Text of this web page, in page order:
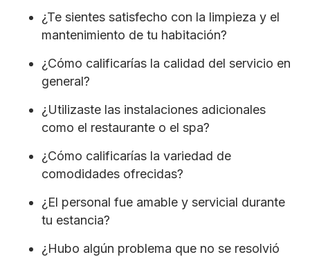
¿Te sientes satisfecho con la limpieza y el
mantenimiento de tu habitación?
¿Cómo calificarías la calidad del servicio en
general?
¿Utilizaste las instalaciones adicionales
como el restaurante o el spa?
¿Cómo calificarías la variedad de
comodidades ofrecidas?
¿El personal fue amable y servicial durante
tu estancia?
¿Hubo algún problema que no se resolvió